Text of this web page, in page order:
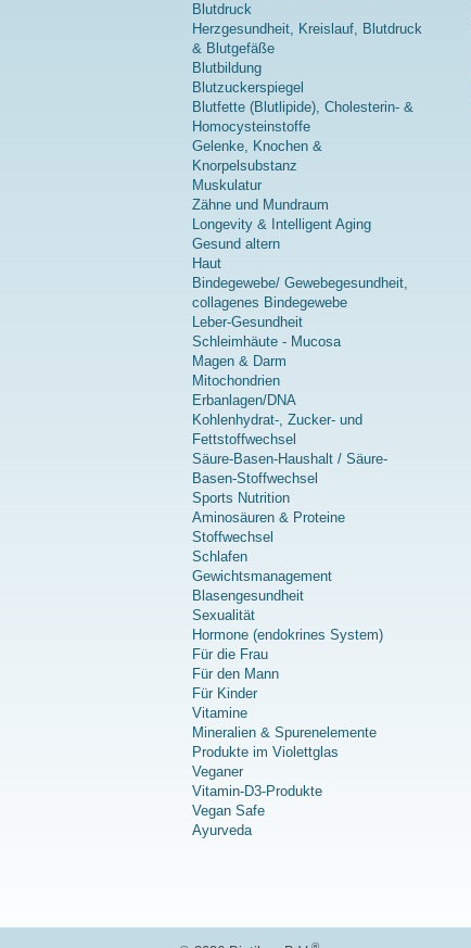
Blutdruck
Herzgesundheit, Kreislauf, Blutdruck
& Blutgefäße
Blutbildung
Blutzuckerspiegel
Blutfette (Blutlipide), Cholesterin- &
Homocysteinstoffe
Gelenke, Knochen &
Knorpelsubstanz
Muskulatur
Zähne und Mundraum
Longevity & Intelligent Aging
Gesund altern
Haut
Bindegewebe/ Gewebegesundheit,
collagenes Bindegewebe
Leber-Gesundheit
Schleimhäute - Mucosa
Magen & Darm
Mitochondrien
Erbanlagen/DNA
Kohlenhydrat-, Zucker- und
Fettstoffwechsel
Säure-Basen-Haushalt / Säure-
Basen-Stoffwechsel
Sports Nutrition
Aminosäuren & Proteine
Stoffwechsel
Schlafen
Gewichtsmanagement
Blasengesundheit
Sexualität
Hormone (endokrines System)
Für die Frau
Für den Mann
Für Kinder
Vitamine
Mineralien & Spurenelemente
Produkte im Violettglas
Veganer
Vitamin-D3-Produkte
Vegan Safe
Ayurveda